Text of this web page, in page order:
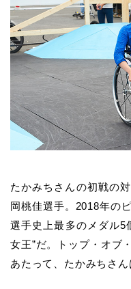
たかみちさんの初戦の
岡桃佳選手。2018年の
選手史上最多のメダル5
女王”だ。トップ・オブ
あたって、たかみちさ